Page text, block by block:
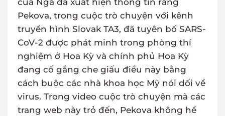
của Nga đã xuất hiện thông tin rằng
Pekova, trong cuộc trò chuyện với kênh
truyền hình Slovak TA3, đã tuyên bố SARS-
CoV-2 được phát minh trong phòng thí
nghiệm ở Hoa Kỳ và chính phủ Hoa Kỳ
đang cố gắng che giấu điều này bằng
cách buộc các nhà khoa học Mỹ nói dối về
virus. Trong video cuộc trò chuyện mà các
trang web này trỏ đến, Pekova không hề